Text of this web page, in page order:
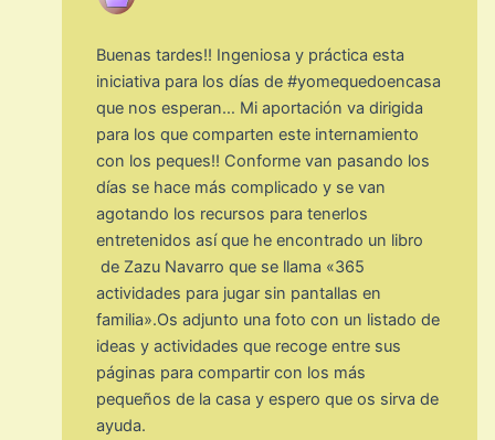
Buenas tardes!! Ingeniosa y práctica esta
iniciativa para los días de #yomequedoencasa
que nos esperan… Mi aportación va dirigida
para los que comparten este internamiento
con los peques!! Conforme van pasando los
días se hace más complicado y se van
agotando los recursos para tenerlos
entretenidos así que he encontrado un libro
de Zazu Navarro que se llama «365
actividades para jugar sin pantallas en
familia».Os adjunto una foto con un listado de
ideas y actividades que recoge entre sus
páginas para compartir con los más
pequeños de la casa y espero que os sirva de
ayuda.